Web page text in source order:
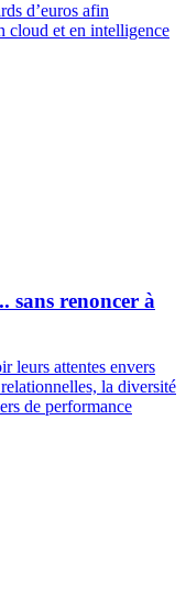
d’euros afin
cloud et en intelligence
sans renoncer à
leurs attentes envers
la diversité
de performance